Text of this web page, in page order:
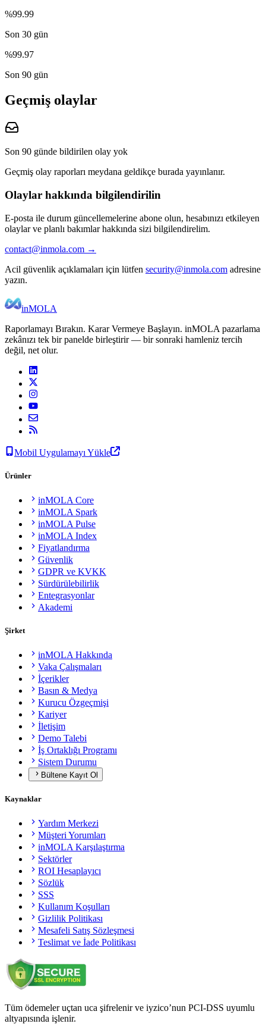
%99.99
Son 30 gün
%99.97
Son 90 gün
Geçmiş olaylar
Son 90 günde bildirilen olay yok
Geçmiş olay raporları meydana geldikçe burada yayınlanır.
Olaylar hakkında bilgilendirilin
E-posta ile durum güncellemelerine abone olun, hesabınızı etkileyen
olaylar ve planlı bakımlar hakkında sizi bilgilendirelim.
contact@inmola.com →
Acil güvenlik açıklamaları için lütfen security@inmola.com adresine
yazın.
inMOLA
Raporlamayı Bırakın. Karar Vermeye Başlayın. inMOLA pazarlama
zekânızı tek bir panelde birleştirir — bir sonraki hamleniz tercih
değil, net olur.
Mobil Uygulamayı Yükle
Ürünler
inMOLA Core
inMOLA Spark
inMOLA Pulse
inMOLA Index
Fiyatlandırma
Güvenlik
GDPR ve KVKK
Sürdürülebilirlik
Entegrasyonlar
Akademi
Şirket
inMOLA Hakkında
Vaka Çalışmaları
İçerikler
Basın & Medya
Kurucu Özgeçmişi
Kariyer
İletişim
Demo Talebi
İş Ortaklığı Programı
Sistem Durumu
Bültene Kayıt Ol
Kaynaklar
Yardım Merkezi
Müşteri Yorumları
inMOLA Karşılaştırma
Sektörler
ROI Hesaplayıcı
Sözlük
SSS
Kullanım Koşulları
Gizlilik Politikası
Mesafeli Satış Sözleşmesi
Teslimat ve İade Politikası
Tüm ödemeler uçtan uca şifrelenir ve iyzico’nun PCI-DSS uyumlu
altyapısında işlenir.